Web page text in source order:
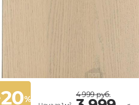
20% 4 999руб.